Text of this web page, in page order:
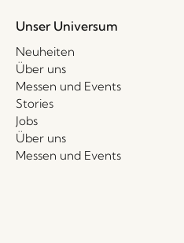
Unser Universum
Neuheiten
Über uns
Messen und Events
Stories
Jobs
Über uns
Messen und Events